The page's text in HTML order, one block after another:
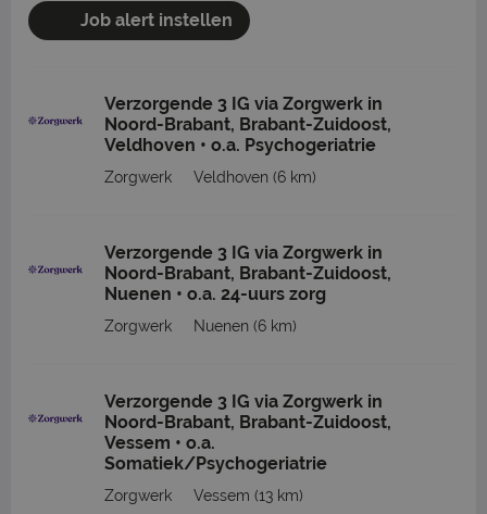
Job alert instellen
Verzorgende 3 IG via Zorgwerk in
Noord-Brabant, Brabant-Zuidoost,
Veldhoven • o.a. Psychogeriatrie
Zorgwerk Veldhoven (6 km)
Verzorgende 3 IG via Zorgwerk in
Noord-Brabant, Brabant-Zuidoost,
Nuenen • o.a. 24-uurs zorg
Zorgwerk Nuenen (6 km)
Verzorgende 3 IG via Zorgwerk in
Noord-Brabant, Brabant-Zuidoost,
Vessem • o.a.
Somatiek/Psychogeriatrie
Zorgwerk Vessem (13 km)